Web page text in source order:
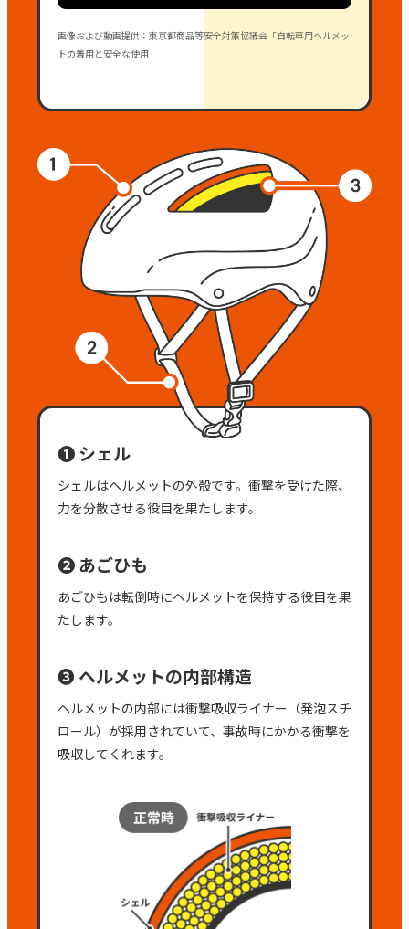
画像および動画提供：東京都商品等安全対策協議会「自転車用ヘルメッ
トの着用と安全な使用」
❶ シェル
シェルはヘルメットの外殻です。衝撃を受けた際、
力を分散させる役目を果たします。
❷ あごひも
あごひもは転倒時にヘルメットを保持する役目を果
たします。
❸ ヘルメットの内部構造
ヘルメットの内部には衝撃吸収ライナー（発泡スチ
ロール）が採用されていて、事故時にかかる衝撃を
吸収してくれます。